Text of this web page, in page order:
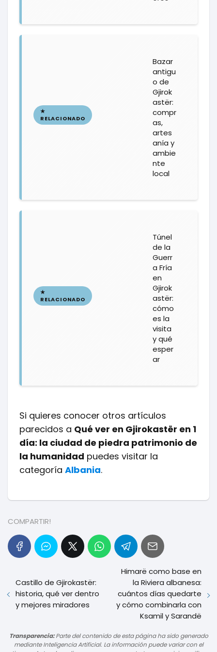
Bazar
antigu
o de
Gjirok
astër:
compr
as,
artes
anía y
ambie
nte
local
Túnel
de la
Guerr
a Fría
en
Gjirok
astër:
cómo
es la
visita
y qué
esper
ar
Si quieres conocer otros artículos
parecidos a Qué ver en Gjirokastër en 1
día: la ciudad de piedra patrimonio de
la humanidad puedes visitar la
categoría Albania.
COMPARTIR!
Castillo de Gjirokastër:
historia, qué ver dentro
y mejores miradores
Himarë como base en
la Riviera albanesa:
cuántos días quedarte
y cómo combinarla con
Ksamil y Sarandë
Transparencia:Parte del contenido de esta página ha sido generado
mediante Inteligencia Artificial. La información puede variar con el